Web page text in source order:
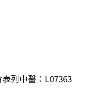
列中醫：L07363